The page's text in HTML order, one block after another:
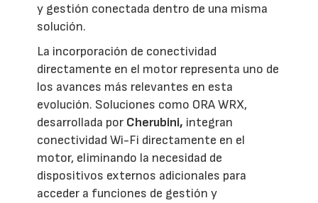
y gestión conectada dentro de una misma
solución.
La incorporación de conectividad
directamente en el motor representa uno de
los avances más relevantes en esta
evolución. Soluciones como ORA WRX,
desarrollada por Cherubini, integran
conectividad Wi-Fi directamente en el
motor, eliminando la necesidad de
dispositivos externos adicionales para
acceder a funciones de gestión y